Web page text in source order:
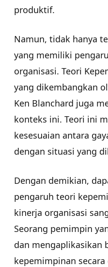
produktif.
Namun, tidak hanya
yang memiliki
organisasi. Teori
yang dikembangkan
Ken Blanchard juga
konteks ini. Teori ini
kesesuaian antara
dengan situasi yang
Dengan demikian,
pengaruh teori
kinerja organisasi
Seorang pemimpin
dan mengaplikasikan
kepemimpinan